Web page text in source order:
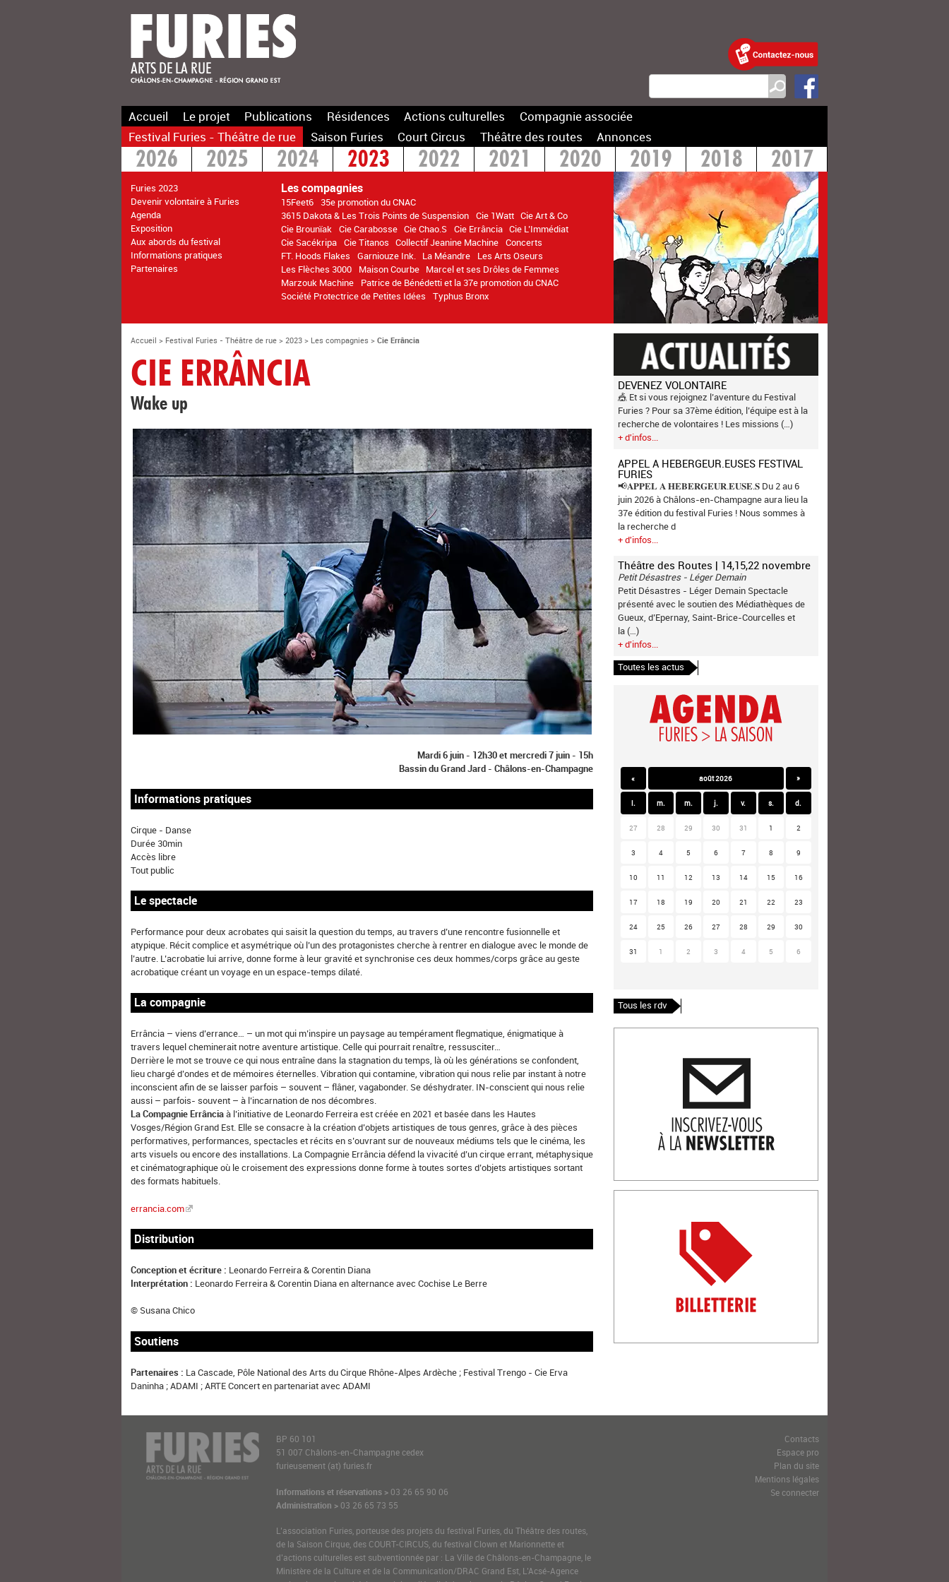
Accueil Le projet Publications Résidences Actions culturelles
Compagnie associée
Festival Furies - Théâtre de rue
Saison Furies Court Circus Théâtre des routes Annonces
2026 2025 2024 2023
Furies 2023
Devenir volontaire à Furies
Agenda
Exposition
Aux abords du festival
Informations pratiques
Partenaires
Les compagnies
15Feet6
35e promotion du CNAC
3615 Dakota & Les Trois Points de Suspension Cie 1Watt Cie Art & Co
Cie Brounïak
Cie Carabosse Cie Chao.S Cie Errância Cie L’Immédiat
Cie Sacékripa Cie Titanos Collectif Jeanine Machine Concerts
FT. Hoods Flakes
Garniouze Ink. La Méandre
Les Arts Oseurs
Les Flèches 3000
Maison Courbe Marcel et ses Drôles de Femmes
Marzouk Machine
Patrice de Bénédetti et la 37e promotion du CNAC
Société Protectrice de Petites Idées
Typhus Bronx
2022 2021 2020 2019 2018
2017
2016
>2014
Accueil > Festival Furies - Théâtre de rue > 2023 > Les compagnies >Cie Errância
CIE ERRÂNCIA
Wake up
Mardi 6 juin - 12h30 et mercredi 7 juin - 15h
Bassin du Grand Jard - Châlons-en-Champagne
Informations pratiques
Cirque - Danse
Durée 30min
Accès libre
Tout public
Le spectacle
Performance pour deux acrobates qui saisit la question du temps, au travers d’une rencontre fusionnelle et
atypique. Récit complice et asymétrique où l’un des protagonistes cherche à rentrer en dialogue avec le monde de
l’autre. L’acrobatie lui arrive, donne forme à leur gravité et synchronise ces deux hommes/corps grâce au geste
acrobatique créant un voyage en un espace-temps dilaté.
La compagnie
Errância – viens d’errance… – un mot qui m’inspire un paysage au tempérament flegmatique, énigmatique à
travers lequel cheminerait notre aventure artistique. Celle qui pourrait renaître, ressusciter…
Derrière le mot se trouve ce qui nous entraîne dans la stagnation du temps, là où les générations se confondent,
lieu chargé d’ondes et de mémoires éternelles. Vibration qui contamine, vibration qui nous relie par instant à notre
inconscient afin de se laisser parfois – souvent – flâner, vagabonder. Se déshydrater. IN-conscient qui nous relie
aussi – parfois- souvent – à l’incarnation de nos décombres.
La Compagnie Errânciaà l’initiative de Leonardo Ferreira est créée en 2021 et basée dans les Hautes
Vosges/Région Grand Est. Elle se consacre à la création d’objets artistiques de tous genres, grâce à des pièces
performatives, performances, spectacles et récits en s’ouvrant sur de nouveaux médiums tels que le cinéma, les
arts visuels ou encore des installations. La Compagnie Errância défend la vivacité d’un cirque errant, métaphysique
et cinématographique où le croisement des expressions donne forme à toutes sortes d’objets artistiques sortant
des formats habituels.
errancia.com
Distribution
Conception et écriture : Leonardo Ferreira & Corentin Diana
Interprétation : Leonardo Ferreira & Corentin Diana en alternance avec Cochise Le Berre
© Susana Chico
Soutiens
Partenaires : La Cascade, Pôle National des Arts du Cirque Rhône-Alpes Ardèche ; Festival Trengo - Cie Erva
Daninha ; ADAMI ; ARTE Concert en partenariat avec ADAMI
DEVENEZ VOLONTAIRE
🎪 Et si vous rejoignez l’aventure du Festival
Furies ? Pour sa 37ème édition, l’équipe est à la
recherche de volontaires ! Les missions (…)
+ d'infos...
APPEL A HEBERGEUR.EUSES FESTIVAL
FURIES
📢𝐀𝐏𝐏𝐄𝐋 𝐀 𝐇𝐄𝐁𝐄𝐑𝐆𝐄𝐔𝐑.𝐄𝐔𝐒𝐄.𝐒 Du 2 au 6
juin 2026 à Châlons-en-Champagne aura lieu la
37e édition du festival Furies ! Nous sommes à
la recherche d
+ d'infos...
Théâtre des Routes | 14,15,22 novembre
Petit Désastres - Léger Demain
Petit Désastres - Léger Demain Spectacle
présenté avec le soutien des Médiathèques de
Gueux, d’Epernay, Saint-Brice-Courcelles et
la (…)
+ d'infos...
Toutes les actus
« août 2026 »
l. m. m. j. v. s. d.
27 28 29 30 31 1 2
3 4 5 6 7 8 9
10 11 12 13 14 15 16
17 18 19 20 21 22 23
24 25 26 27 28 29 30
31 1 2 3 4 5 6
Tous les rdv
BP 60 101
51 007 Châlons-en-Champagne cedex
furieusement (at) furies.fr
Informations et réservations > 03 26 65 90 06
Administration > 03 26 65 73 55
L’association Furies, porteuse des projets du festival Furies, du Théâtre des routes,
de la Saison Cirque, des COURT-CIRCUS, du festival Clown et Marionnette et
d’actions culturelles est subventionnée par : La Ville de Châlons-en-Champagne, le
Ministère de la Culture et de la Communication/DRAC Grand Est, L’Acsé-Agence
Contacts
Espace pro
Plan du site
Mentions légales
Se connecter